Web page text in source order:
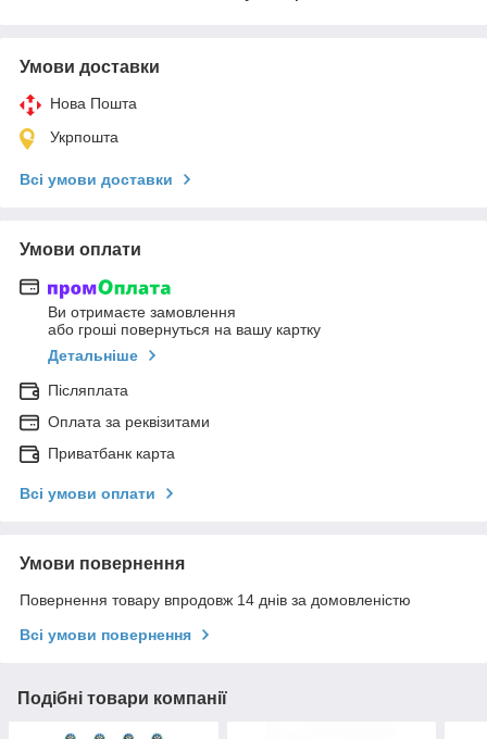
Умови доставки
Нова Пошта
Укрпошта
Всі умови доставки
Умови оплати
Ви отримаєте замовлення
або гроші повернуться на вашу картку
Детальніше
Післяплата
Оплата за реквізитами
Приватбанк карта
Всі умови оплати
Умови повернення
Повернення товару впродовж 14 днів за домовленістю
Всі умови повернення
Подібні товари компанії